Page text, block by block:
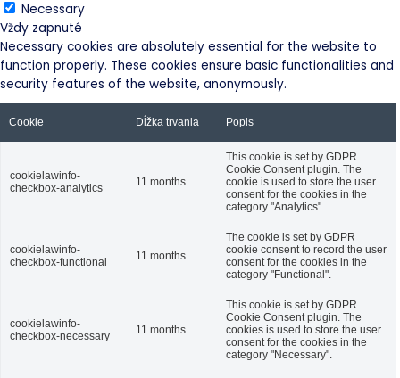
Necessary
Vždy zapnuté
Necessary cookies are absolutely essential for the website to
function properly. These cookies ensure basic functionalities and
security features of the website, anonymously.
Cookie Dĺžka trvania Popis
cookielawinfo-
checkbox-analytics
11 months
This cookie is set by GDPR
Cookie Consent plugin. The
cookie is used to store the user
consent for the cookies in the
category "Analytics".
cookielawinfo-
checkbox-functional
11 months
The cookie is set by GDPR
cookie consent to record the user
consent for the cookies in the
category "Functional".
cookielawinfo-
checkbox-necessary
11 months
This cookie is set by GDPR
Cookie Consent plugin. The
cookies is used to store the user
consent for the cookies in the
category "Necessary".